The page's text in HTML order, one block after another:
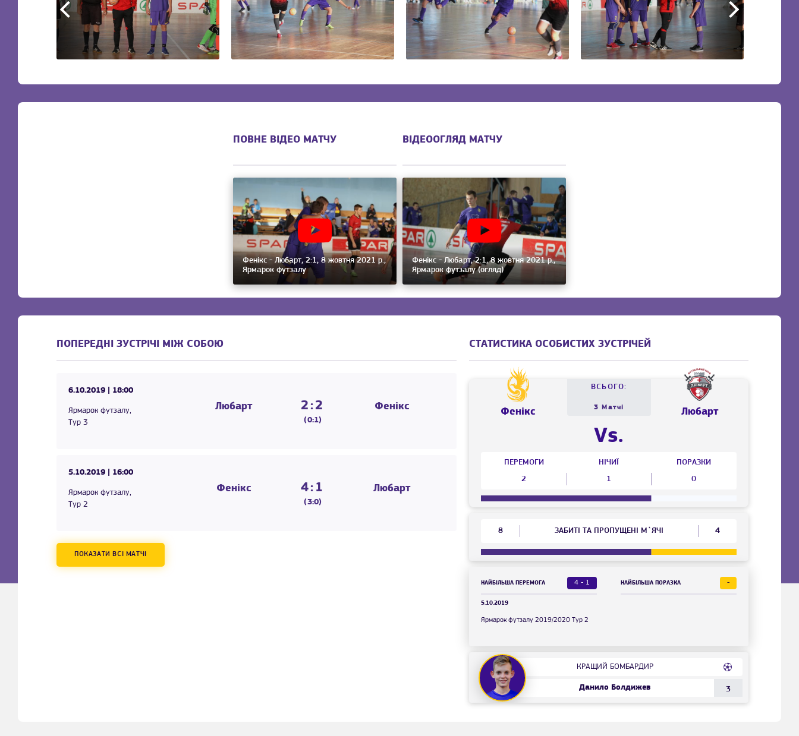
ПОВНЕ ВІДЕО МАТЧУ
Фенікс - Любарт, 2:1, 8 жовтня 2021 р.,
Ярмарок футзалу
ВІДЕООГЛЯД МАТЧУ
Фенікс - Любарт, 2:1, 8 жовтня 2021 р.,
Ярмарок футзалу (огляд)
ПОПЕРЕДНІ ЗУСТРІЧІ МІЖ СОБОЮ
6.10.2019 | 18:00
Ярмарок футзалу,
Тур 3
Любарт 2:2
(0:1)
Фенікс
5.10.2019 | 16:00
Ярмарок футзалу,
Тур 2
Фенікс 4:1
(3:0)
Любарт
ПОКАЗАТИ ВСІ МАТЧІ
СТАТИСТИКА ОСОБИСТИХ ЗУСТРІЧЕЙ
Фенікс
ВСЬОГО:
3 Матчі
Vs.
Любарт
ПЕРЕМОГИ
2
НІЧИЇ
1
ПОРАЗКИ
0
8 ЗАБИТІ ТА ПРОПУЩЕНІ М`ЯЧІ 4
НАЙБІЛЬША ПЕРЕМОГА 4 - 1
5.10.2019
Ярмарок футзалу 2019/2020 Тур 2
НАЙБІЛЬША ПОРАЗКА -
КРАЩИЙ БОМБАРДИР
Данило Болдижев 3